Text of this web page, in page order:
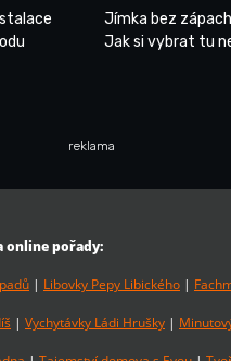
Jímka bez
Jak si vybrat tu
reklama
online pořady:
| Libovky Pepy Libického |
| Vychytávky Ládi Hrušky |